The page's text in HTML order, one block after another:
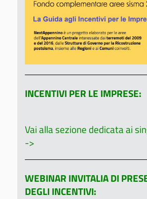
INCENTIVI PER LE IMPRESE:
Vai alla sezione dedicata ai
->
WEBINAR INVITALIA DI
DEGLI INCENTIVI: